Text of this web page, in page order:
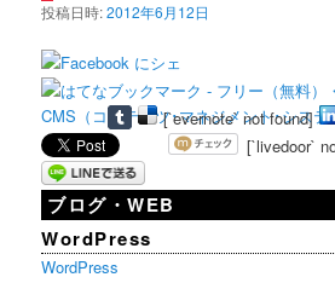
投稿日時:2012年6月12日
[`evernote` not found]
[`livedoor`
ブログ・WEB
WordPress
WordPress